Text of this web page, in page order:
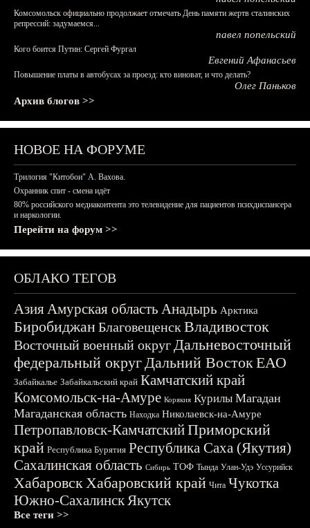
Комсомольск официально продолжает отмечать День памяти жертв сталинских
репрессий: задумаемся...
павел попельский
Кого боится Путин: Сергей Фургал
Евгений Афанасьев
Повышение платы в автобусах за проезд: кто виноват, и что делать?
Олег Паньков
Архив блогов >>
НОВОЕ НА ФОРУМЕ
Трилогия "Китобои" А. Вахова.
Охранник спит - смена идёт
80% российского медиаконтента это телевидение для пациентов психдиспансера
и наркологии.
Перейти на форум >>
ОБЛАКО ТЕГОВ
АзияАмурская область Анадырь Арктика
БиробиджанБлаговещенскВладивосток
Восточный военный округДальневосточный
федеральный округДальний ВостокЕАО
Забайкалье Забайкальский край Камчатский край
Комсомольск-на-Амуре Корякия Курилы Магадан
Магаданская область Находка Николаевск-на-Амуре
Петропавловск-КамчатскийПриморский
край Республика Бурятия Республика Саха (Якутия)
Сахалинская область Сибирь ТОФ Тында Улан-Удэ Уссурийск
ХабаровскХабаровский край Чита Чукотка
Южно-СахалинскЯкутск
Все теги >>